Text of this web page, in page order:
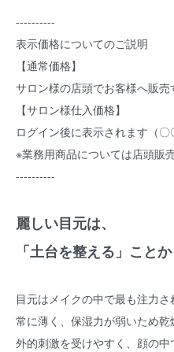
----------
表示価格についてのご説明
【通常価格】
サロン様の店頭でお客様へ販売
【サロン様仕入価格】
ログイン後に表示されます（〇
※業務用商品については店頭販
----------
麗しい目元は、
「土台を整える」ことか
目元はメイクの中で最も注力
常に薄く、保湿力が弱いため乾
外的刺激を受けやすく、顔の中